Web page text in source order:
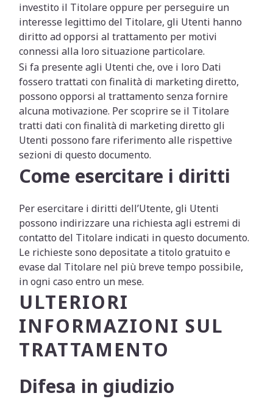
investito il Titolare oppure per perseguire un
interesse legittimo del Titolare, gli Utenti hanno
diritto ad opporsi al trattamento per motivi
connessi alla loro situazione particolare.
Si fa presente agli Utenti che, ove i loro Dati
fossero trattati con finalità di marketing diretto,
possono opporsi al trattamento senza fornire
alcuna motivazione. Per scoprire se il Titolare
tratti dati con finalità di marketing diretto gli
Utenti possono fare riferimento alle rispettive
sezioni di questo documento.
Come esercitare i diritti
Per esercitare i diritti dell’Utente, gli Utenti
possono indirizzare una richiesta agli estremi di
contatto del Titolare indicati in questo documento.
Le richieste sono depositate a titolo gratuito e
evase dal Titolare nel più breve tempo possibile,
in ogni caso entro un mese.
ULTERIORI
INFORMAZIONI SUL
TRATTAMENTO
Difesa in giudizio